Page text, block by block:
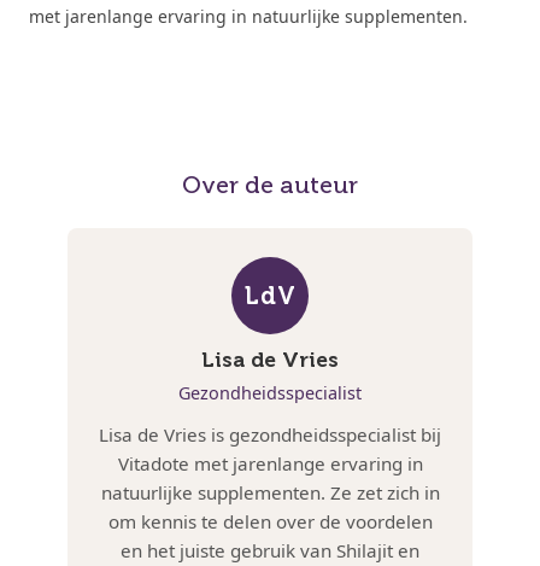
met jarenlange ervaring in natuurlijke supplementen.
Over de auteur
LdV
Lisa de Vries
Gezondheidsspecialist
Lisa de Vries is gezondheidsspecialist bij
Vitadote met jarenlange ervaring in
natuurlijke supplementen. Ze zet zich in
om kennis te delen over de voordelen
en het juiste gebruik van Shilajit en